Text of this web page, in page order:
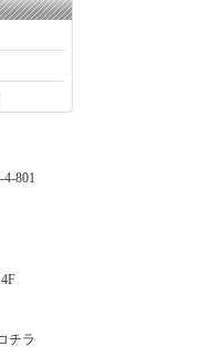
801
チラ